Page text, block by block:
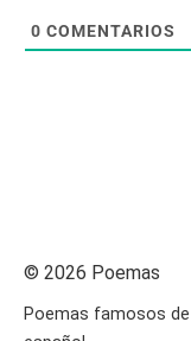
0 COMENTARIOS
© 2026 Poemas
Poemas famosos